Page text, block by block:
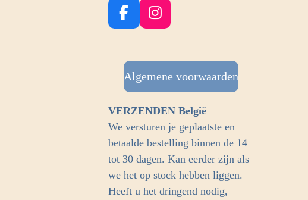
F
e
b
o
o
I
t
a
g
r
m
Algemene voorwaarden
VERZENDEN België
We versturen je geplaatste en
betaalde bestelling binnen de 14
tot 30 dagen. Kan eerder zijn als
we het op stock hebben liggen.
Heeft u het dringend nodig,